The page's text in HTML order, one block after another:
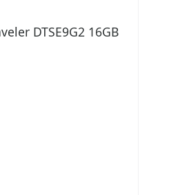
DTSE9G2 16GB